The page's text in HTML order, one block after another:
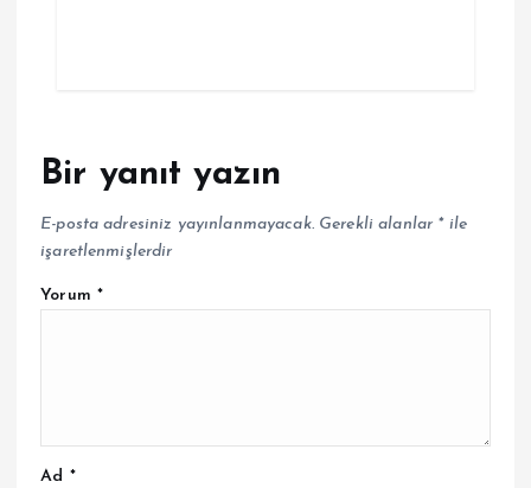
Bir yanıt yazın
E-posta adresiniz yayınlanmayacak. Gerekli alanlar *ile
işaretlenmişlerdir
Yorum *
Ad *